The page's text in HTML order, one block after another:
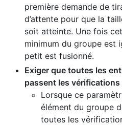
première demande de
d’attente pour que la
soit atteinte. Une fois
minimum du groupe est
petit est fusionné.
Exiger que toutes les
passent les vérifications
Lorsque ce
élément du groupe
toutes les